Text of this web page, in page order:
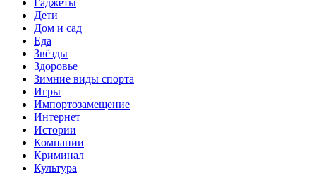
Гаджеты
Дети
Дом и сад
Еда
Звёзды
Здоровье
Зимние виды спорта
Игры
Импортозамещение
Интернет
Истории
Компании
Криминал
Культура